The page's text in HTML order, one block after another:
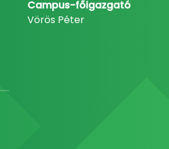
Campus-főigazgató
Vörös Péter